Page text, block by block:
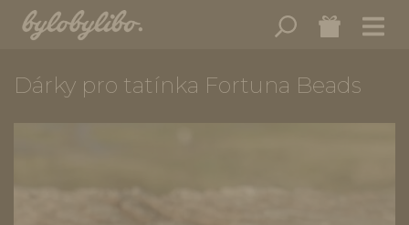
Dárky pro tatínka Fortuna Beads